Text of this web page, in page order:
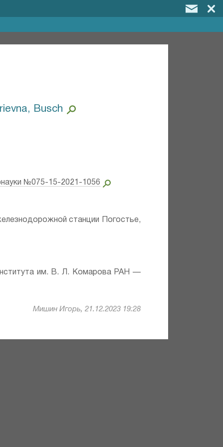
Busch
№075-15-2021-1056
станции Погостье,
им. В. Л. Комарова РАН —
Мишин Игорь, 21.12.2023 19:28